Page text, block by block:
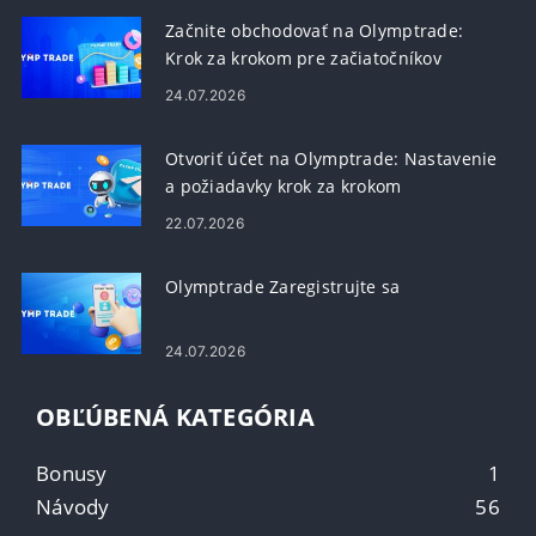
Začnite obchodovať na Olymptrade:
Krok za krokom pre začiatočníkov
24.07.2026
Otvoriť účet na Olymptrade: Nastavenie
a požiadavky krok za krokom
22.07.2026
Olymptrade Zaregistrujte sa
24.07.2026
OBĽÚBENÁ KATEGÓRIA
Bonusy
1
Návody
56